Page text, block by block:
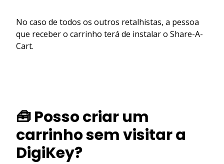
No caso de todos os outros retalhistas, a pessoa
que receber o carrinho terá de instalar o Share-A-
Cart.
🧰 Posso criar um
carrinho sem visitar a
DigiKey?